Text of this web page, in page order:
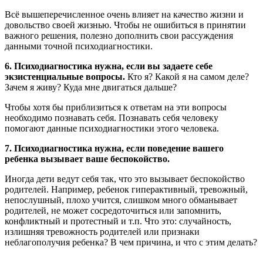
Всё вышеперечисленное очень влияет на качество жизни и
довольство своей жизнью. Чтобы не ошибиться в принятии
важного решения, полезно дополнить свои рассуждения
данными точной психодиагностики.
6. Психодиагностика нужна, если вы задаете себе
экзистенциальные вопросы. Кто я? Какой я на самом деле?
Зачем я живу? Куда мне двигаться дальше?
Чтобы хотя бы приблизиться к ответам на эти вопросы
необходимо познавать себя. Познавать себя человеку
помогают данные психодиагностики этого человека.
7. Психодиагностика нужна, если поведение вашего
ребенка вызывает ваше беспокойство.
Иногда дети ведут себя так, что это вызывает беспокойство
родителей. Например, ребенок гиперактивный, тревожный,
непослушный, плохо учится, слишком много обманывает
родителей, не может сосредоточиться или запомнить,
конфликтный и протестный и т.п. Что это: случайность,
излишняя тревожность родителей или признаки
неблагополучия ребенка? В чем причина, и что с этим делать?